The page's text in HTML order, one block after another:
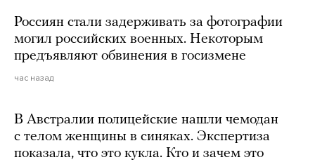
Россиян стали задерживать за фотографии
могил российских военных. Некоторым
предъявляют обвинения в госизмене
час назад
В Австралии полицейские нашли чемодан
с телом женщины в синяках. Экспертиза
показала, что это кукла. Кто и зачем это